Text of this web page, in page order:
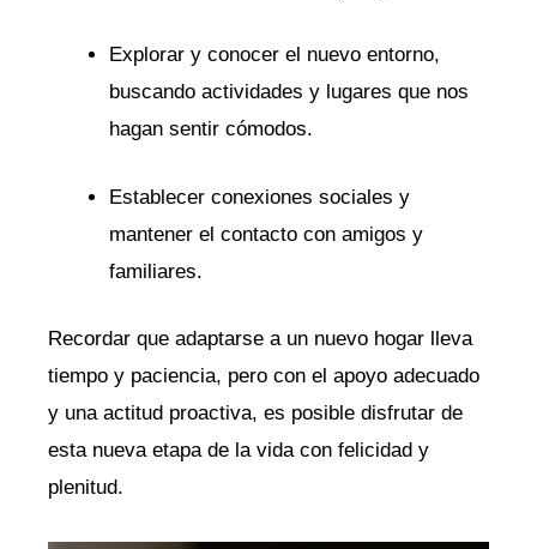
Explorar y conocer el nuevo⁣ entorno,
‌buscando actividades y lugares ‍que nos
hagan sentir cómodos.
Establecer conexiones sociales y
mantener el contacto⁣ con amigos y
familiares.
Recordar que adaptarse ⁢a ⁣un nuevo hogar lleva
tiempo ⁢y​ paciencia, pero con el apoyo adecuado
y una​ actitud proactiva,​ es posible disfrutar de
esta‍ nueva etapa de la ‌vida ⁤con felicidad​ y
plenitud.